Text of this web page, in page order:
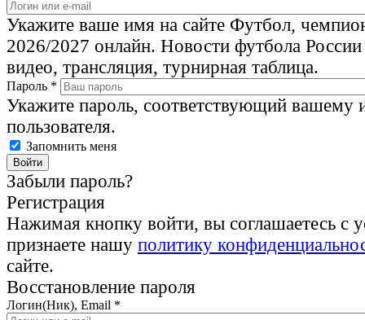
Укажите ваше имя на сайте Футбол,
2026/2027 онлайн. Новости футбола
видео, трансляция, турнирная таблица.
Пароль *
Укажите пароль, соответствующий вашему
пользователя.
Запомнить меня
Забыли пароль?
Регистрация
Нажимая кнопку войти, вы соглашаетесь с
признаете нашу политику
сайте.
Восстановление пароля
Логин(Ник), Email *